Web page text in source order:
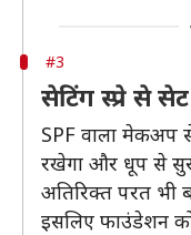
#3
सेटिंग स्प्रे से
SPF वाला मेकअप
रखेगा और धूप से
अतिरिक्त परत भी
इसलिए फाउंडेशन